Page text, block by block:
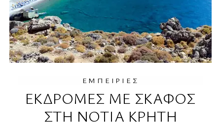
ΕΜΠΕΙΡΙΕΣ
ΕΚΔΡΟΜΕΣ ΜΕ ΣΚΑΦΟΣ
ΣΤΗ ΝΟΤΙΑ ΚΡΗΤΗ